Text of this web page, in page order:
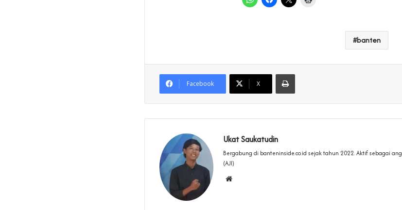
banten
Facebook X
Print
Ukat Saukatudin
Bergabung di banteninside.co.id sejak tahun 2022. Aktif sebagai
(AJI)